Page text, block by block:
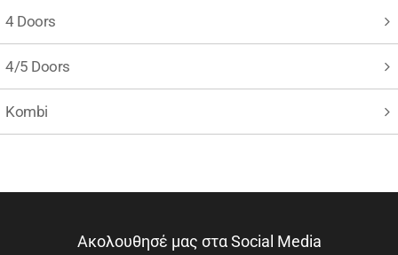
4 Doors
4/5 Doors
Kombi
Ακολουθησέ μας στα Social Media